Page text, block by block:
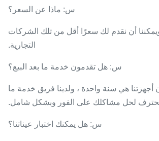
س: ماذا عن السعر؟
أن نقدم لك سعرًا أقل من تلك الشركات
التجارية.
س: هل تقدمون خدمة ما بعد البيع؟
هي سنة واحدة ، ولدينا فريق خدمة ما
محترف لحل مشاكلك على الفور وبشكل شامل.
س: هل يمكنك اختبار عيناتنا؟